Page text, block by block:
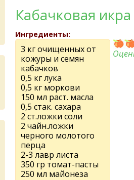
Кабачковая
Ингредиенты:
3 кг очищенных от
кожуры и семян
кабачков
0,5 кг лука
0,5 кг моркови
150 мл раст. масла
0,5 стак. сахара
2 ст.ложки соли
2 чайн.ложки
черного молотого
перца
2-3 лавр листа
350 гр томат-пасты
250 мл майонеза